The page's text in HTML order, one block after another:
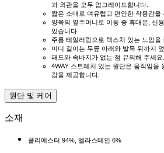
과 외관을 모두 업그레이드합니다.
짧은 소매로 여유럽고 편안한 착용감을
양쪽의 옆주머니로 이동 중 휴대폰, 신
있습니다.
주름 테일러링으로 텍스처 있는 느낌을
미디 길이는 무릎 아래와 발목 위까지
패드와 속바지가 없는 점 유의해 주세요.
4WAY 스트레치 있는 원단은 움직임을
감을 제공합니다.
원단 및 케어
소재
폴리에스터 94%, 엘라스테인 6%